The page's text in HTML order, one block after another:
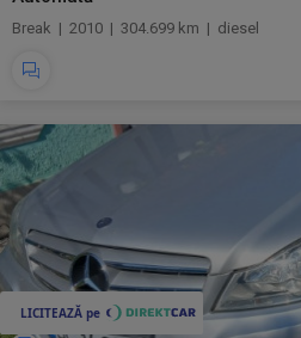
Break | 2010 | 304.699 km | diesel